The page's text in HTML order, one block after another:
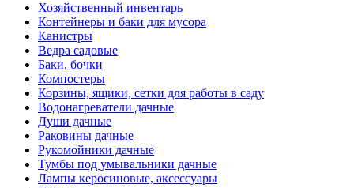
Хозяйственный инвентарь
Контейнеры и баки для мусора
Канистры
Ведра садовые
Баки, бочки
Компостеры
Корзины, ящики, сетки для работы в саду
Водонагреватели дачные
Души дачные
Раковины дачные
Рукомойники дачные
Тумбы под умывальники дачные
Лампы керосиновые, аксессуары